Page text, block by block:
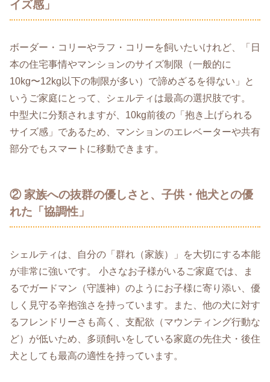
イズ感」
ボーダー・コリーやラフ・コリーを飼いたいけれど、「日
本の住宅事情やマンションのサイズ制限（一般的に
10kg〜12kg以下の制限が多い）で諦めざるを得ない」と
いうご家庭にとって、シェルティは最高の選択肢です。
中型犬に分類されますが、10kg前後の「抱き上げられる
サイズ感」であるため、マンションのエレベーターや共有
部分でもスマートに移動できます。
② 家族への抜群の優しさと、子供・他犬との優
れた「協調性」
シェルティは、自分の「群れ（家族）」を大切にする本能
が非常に強いです。 小さなお子様がいるご家庭では、ま
るでガードマン（守護神）のようにお子様に寄り添い、優
しく見守る辛抱強さを持っています。また、他の犬に対す
るフレンドリーさも高く、支配欲（マウンティング行動な
ど）が低いため、多頭飼いをしている家庭の先住犬・後住
犬としても最高の適性を持っています。